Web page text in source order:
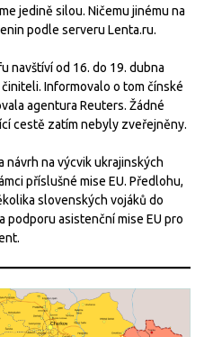
jedině silou. Ničemu jinému na
podle serveru Lenta.ru.
navštíví od 16. do 19. dubna
Informovalo o tom čínské
agentura Reuters. Žádné
cestě zatím nebyly zveřejněny.
návrh na výcvik ukrajinských
příslušné mise EU. Předlohu,
slovenských vojáků do
asistenční mise EU pro